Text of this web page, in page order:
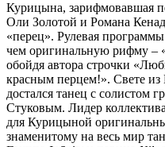
Курицына, зарифмовавшая
Оли Золотой и Романа
«перец». Рулевая
чем оригинальную рифму –
обойдя автора строчки
красным перцем!». Свете из
достался танец с солистом
Стуковым. Лидер
для Курицыной
знаменитому на весь мир